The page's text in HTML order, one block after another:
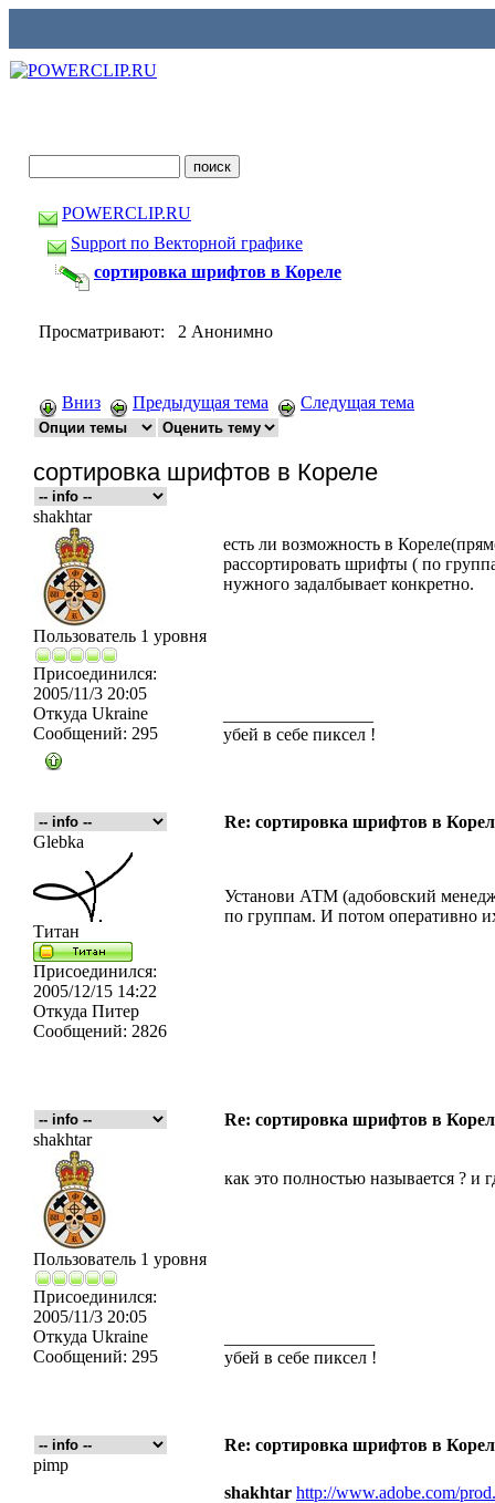
POWERCLIP.RU
Support по Векторной графике
сортировка шрифтов в Кореле
Просматривают: 2 Анонимно
Вниз Предыдущая тема Следущая тема
сортировка шрифтов в Кореле
shakhtar
Пользователь 1 уровня
Присоединился:
2005/11/3 20:05
Откуда Ukraine
Сообщений: 295
есть ли возможность в
рассортировать шрифты ( по
нужного задалбывает конкретно.
убей в себе пиксел !
Re: сортировка шрифтов в
Glebka
Титан
Присоединился:
2005/12/15 14:22
Откуда Питер
Сообщений: 2826
Установи АТМ (адобовский
по группам. И потом оперативно
Re: сортировка шрифтов в
shakhtar
Пользователь 1 уровня
Присоединился:
2005/11/3 20:05
Откуда Ukraine
Сообщений: 295
как это полностью называется ? и
убей в себе пиксел !
Re: сортировка шрифтов в
pimp
shakhtar http://www.adobe.com/